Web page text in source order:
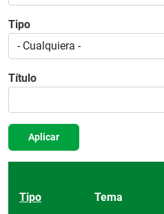
Tipo
Título
Aplicar
Tipo Tema